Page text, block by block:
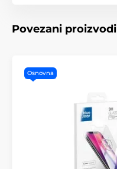
Povezani proizvodi
Osnovna